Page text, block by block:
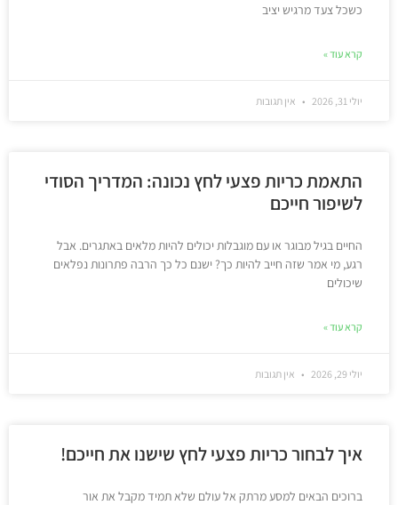
כשכל צעד מרגיש יציב
קרא עוד »
יולי 31, 2026 אין תגובות
התאמת כריות פצעי לחץ נכונה: המדריך הסודי
לשיפור חייכם
החיים בגיל מבוגר או עם מוגבלות יכולים להיות מלאים באתגרים. אבל
רגע, מי אמר שזה חייב להיות כך? ישנם כל כך הרבה פתרונות נפלאים
שיכולים
קרא עוד »
יולי 29, 2026 אין תגובות
איך לבחור כריות פצעי לחץ שישנו את חייכם!
ברוכים הבאים למסע מרתק אל עולם שלא תמיד מקבל את אור